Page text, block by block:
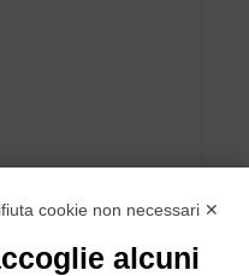
cookie non necessari ✕
alcuni